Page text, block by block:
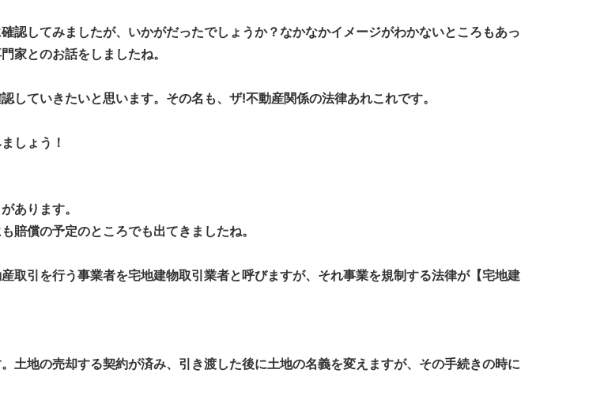
してみましたが、いかがだったでしょうか？なかなかイメージがわかないところもあっ
家とのお話をしましたね。
ていきたいと思います。その名も、ザ!不動産関係の法律あれこれです。
しょう！
あります。
賠償の予定のところでも出てきましたね。
引を行う事業者を宅地建物取引業者と呼びますが、それ事業を規制する法律が【宅地建
地の売却する契約が済み、引き渡した後に土地の名義を変えますが、その手続きの時に